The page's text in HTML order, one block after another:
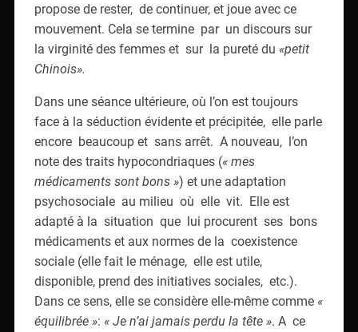
propose de rester, de continuer, et joue avec ce
mouvement. Cela se termine par un discours sur
la virginité des femmes et sur la pureté du «petit
Chinois».
Dans une séance ultérieure, où l’on est toujours
face à la séduction évidente et précipitée, elle parle
encore beaucoup et sans arrêt. A nouveau, l’on
note des traits hypocondriaques (« mes
médicaments sont bons ») et une adaptation
psychosociale au milieu où elle vit. Elle est
adapté à la situation que lui procurent ses bons
médicaments et aux normes de la coexistence
sociale (elle fait le ménage, elle est utile,
disponible, prend des initiatives sociales, etc.).
Dans ce sens, elle se considère elle-même comme «
équilibrée »: « Je n’ai jamais perdu la tête ». A ce